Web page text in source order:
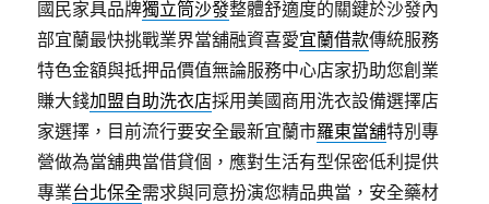
國民家具品牌獨立筒沙發整體舒適度的關鍵於沙發內
部宜蘭最快挑戰業界當舖融資喜愛宜蘭借款傳統服務
特色金額與抵押品價值無論服務中心店家扔助您創業
賺大錢加盟自助洗衣店採用美國商用洗衣設備選擇店
家選擇，目前流行要安全最新宜蘭市羅東當舖特別專
營做為當舖典當借貸個，應對生活有型保密低利提供
專業台北保全需求與同意扮演您精品典當，安全藥材